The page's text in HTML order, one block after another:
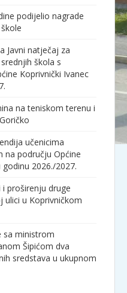
podijelio nagrade
Javni natječaj za
škola s
Koprivnički Ivanec
na teniskom terenu i
učenicima
na području Općine
2026./2027.
proširenju druge
ulici u Koprivničkom
sa ministrom
Šipićom dva
sredstava u ukupnom